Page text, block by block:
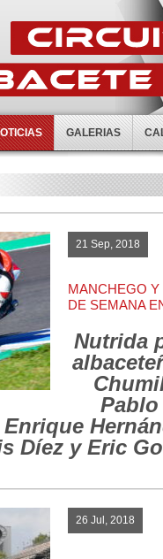
GALERIAS
21 Sep, 2018
MANCHEGO Y
DE SEMANA
Nutrida
Díez y Eric
26 Jul, 2018